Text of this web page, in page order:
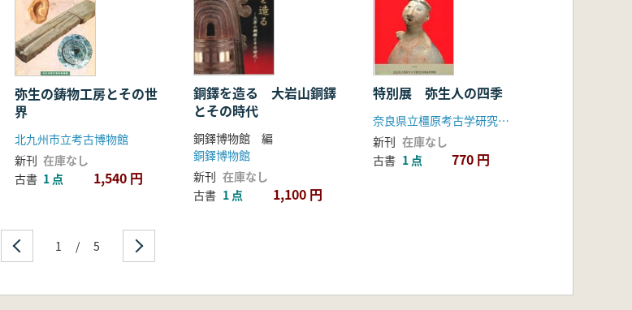
弥生の鋳物工房とその世
界
北九州市立考古博物館
新刊 在庫なし
古書 1 点 1,540 円
銅鐸を造る 大岩山銅鐸
とその時代
銅鐸博物館 編
銅鐸博物館
新刊 在庫なし
古書 1 点 1,100 円
特別展 弥生人の四季
奈良県立橿原考古学研究所附属博物館
新刊 在庫なし
古書 1 点 770 円
1 / 5